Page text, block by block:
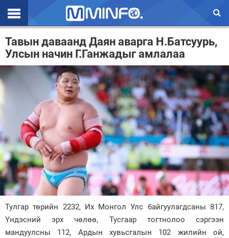
Эхлэл
Цаг агаар
Валют ханш
Эдийн засаг
Үзэл бодол
Спорт
Нийгэм
Дэлхий
Энтертайнмэнт
Тавын даваанд Даян аварга Н.Батсуурь,
Улсын начин Г.Ганжадыг амлалаа
Тулгар төрийн 2232, Их Монгол Улс байгуулагдсаны 817,
Үндэсний эрх чөлөө, Тусгаар тогтнолоо сэргээн
мандуулсны 112, Ардын хувьсгалын 102 жилийн ой,